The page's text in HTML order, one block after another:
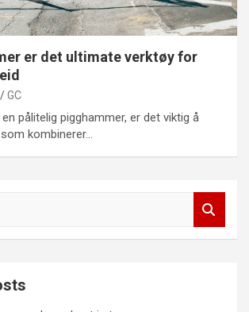
er det ultimate verktøy for
GC
pålitelig pigghammer, er det viktig å
kombinerer…